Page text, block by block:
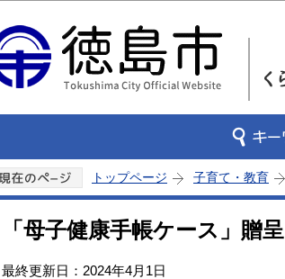
トップページ 子育て・教育
「母子健康手帳ケース」贈呈
最終更新日：2024年4月1日